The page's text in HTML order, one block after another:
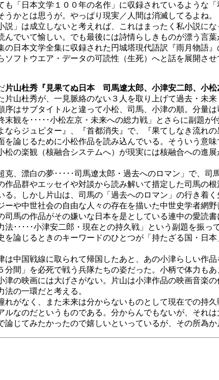
も「日本文学１００年の名作」に収録されているような
かとは思うが。やっぱり現実／人間は消滅してるよね。
」は成立しないと考えれば、これはまったく私小説に
でいて愉しい。でも最後には詩情らしきものが漂う言
日本文学全集に収録された円城塔現代語訳『雨月物語
ソフトウエア・データの可読性（生死）へと話を展開さ
片山杜秀『見果てぬ日本 司馬遼太郎、小津安二郎、小松
山杜秀が、一見脈絡のない３人を取り上げて過去・未
はサブタイトルと違って小松、司馬、小津の順。分量は
観を･････小松左京・未来への総力戦」とさらに副題が
ならジュピター』、『首都消失』で、『果てしなき流れ
を論じるために小松作品を読み込んでいる。そういう意
松の楽観（核融合システムへ）が現実には核融合への進
、漂白の夢･････司馬遼太郎・過去へのロマン」で、
作品群やエッセイや対談から読み解いて措定した司馬の
る。しかし片山は、司馬の「過去へのロマン」の行き着
ーや中世社会の自由な人々の存在を描いた中世史学者網
馬の作品がその嫌いな日本を是としている連中の愛読
･････小津安二郎・現在との持久戦」という副題を振
を論じるときのキーワードのひとつが「持たざる国・日
中国戦線に取られて帰国したあと、あの小津らしい作
分間」を必死で戦う兵隊たちの姿だった。小柄で体力も
津の映画には大げさがない。片山は小津作品の映画音楽
の一環だと考える。
がなく、また未来は分からないものとして現在での持
ルなのだというものである。分からんでもないが、それは
じてみたかったので嬉しいといっているが、その所為